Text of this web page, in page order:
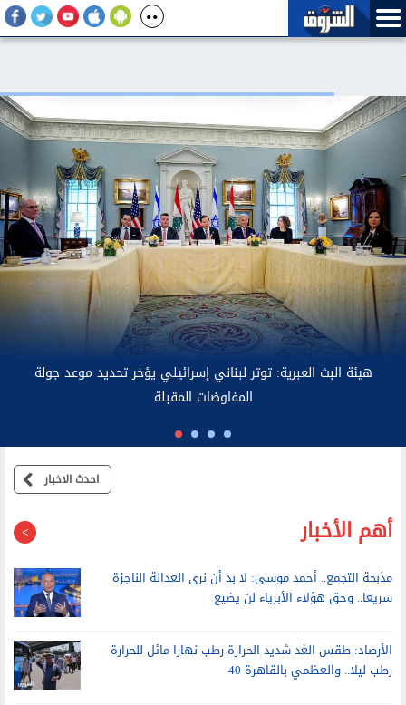
عقب رفض خطة الـ15 بندا.. القناة 13 العبرية: إسرائيل أبلغت واشنطن
بمواصلة الاغتيالات في غزة
احدث الاخبار
أهم الأخبار
مذبحة التجمع.. أحمد موسى: لا بد أن نرى العدالة الناجزة
سريعا.. وحق هؤلاء الأبرياء لن يضيع
الأرصاد: طقس الغد شديد الحرارة رطب نهارا مائل للحرارة
رطب ليلا.. والعظمي بالقاهرة 40